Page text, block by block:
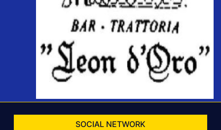
SOCIAL NETWORK